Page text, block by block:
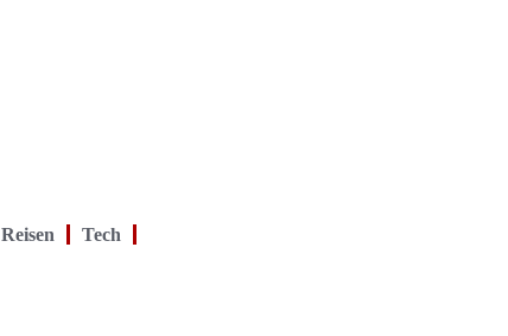
Reisen Tech